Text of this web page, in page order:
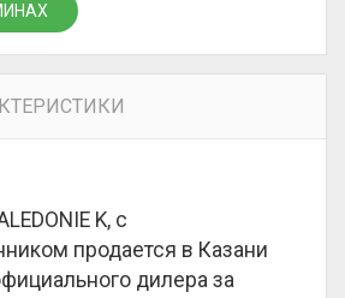
K, с
продается в Казани
дилера за